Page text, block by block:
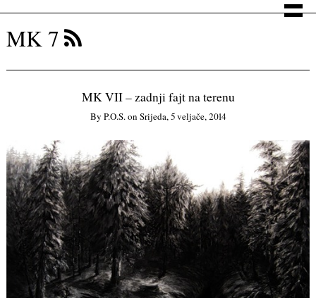
MK 7
MK VII – zadnji fajt na terenu
By P.o.s.on Srijeda, 5 veljače, 2014